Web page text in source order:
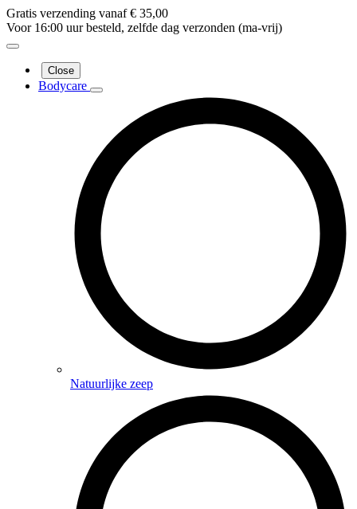
Gratis verzending vanaf € 35,00
Voor 16:00 uur besteld, zelfde dag verzonden (ma-vrij)
Close
Bodycare
Natuurlijke zeep